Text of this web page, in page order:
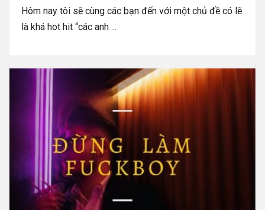
Hôm nay tôi sẽ cùng các bạn đến với một chủ đề có lẽ
là khá hot hit “các anh ...